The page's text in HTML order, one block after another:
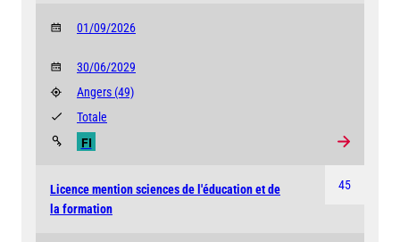
01/09/2026
30/06/2029
Angers (49)
FI
Totale
45
Licence mention sciences de l'éducation et de
la formation